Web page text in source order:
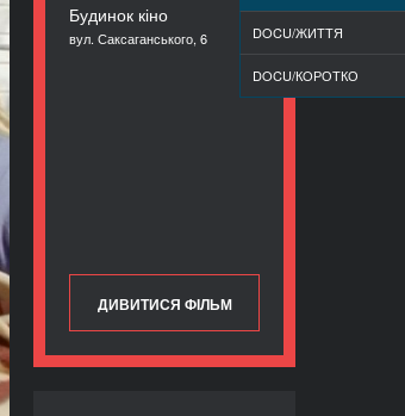
Будинок кіно
вул. Саксаганського, 6
ДИВИТИСЯ ФІЛЬМ
DOCU/ЖИТТЯ
DOCU/КOРОТКО